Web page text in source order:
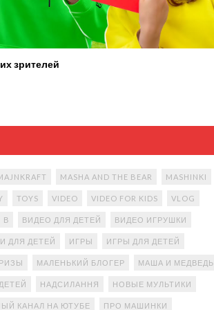
зрителей
MASHA AND THE BEAR MASHINKI
TOYS VIDEO VIDEO FOR KIDS VLOG
В ВИДЕО ДЛЯ ДЕТЕЙ ВИДЕО ИГРУШКИ
ДЛЯ ДЕТЕЙ ИГРЫ ИГРЫ ДЛЯ ДЕТЕЙ
МАЛЕНЬКИЙ БЛОГЕР МАША И МЕДВЕДЬ
НАДСИЛАННЯ НОВЫЕ МУЛЬТИКИ
КАНАЛ НА ЮТУБЕ ПРО МАШИНКИ